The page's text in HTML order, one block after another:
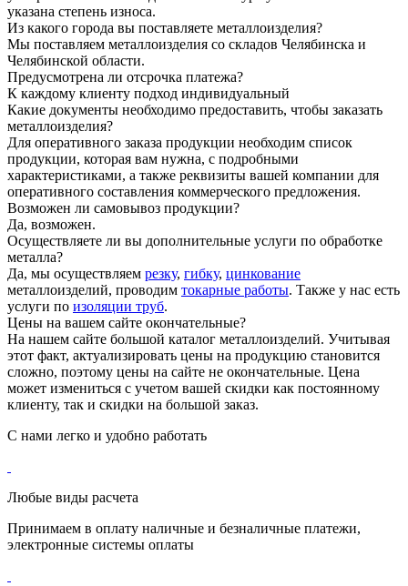
указана степень износа.
Из какого города вы поставляете металлоизделия?
Мы поставляем металлоизделия со складов Челябинска и
Челябинской области.
Предусмотрена ли отсрочка платежа?
К каждому клиенту подход индивидуальный
Какие документы необходимо предоставить, чтобы заказать
металлоизделия?
Для оперативного заказа продукции необходим список
продукции, которая вам нужна, с подробными
характеристиками, а также реквизиты вашей компании для
оперативного составления коммерческого предложения.
Возможен ли самовывоз продукции?
Да, возможен.
Осуществляете ли вы дополнительные услуги по обработке
металла?
Да, мы осуществляем резку, гибку, цинкование
металлоизделий, проводим токарные работы. Также у нас есть
услуги по изоляции труб.
Цены на вашем сайте окончательные?
На нашем сайте большой каталог металлоизделий. Учитывая
этот факт, актуализировать цены на продукцию становится
сложно, поэтому цены на сайте не окончательные. Цена
может измениться с учетом вашей скидки как постоянному
клиенту, так и скидки на большой заказ.
С нами легко и удобно работать
Любые виды расчета
Принимаем в оплату наличные и безналичные платежи,
электронные системы оплаты